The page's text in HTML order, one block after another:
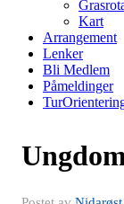
Kart
Arrangement
Lenker
Bli Medlem
Påmeldinger